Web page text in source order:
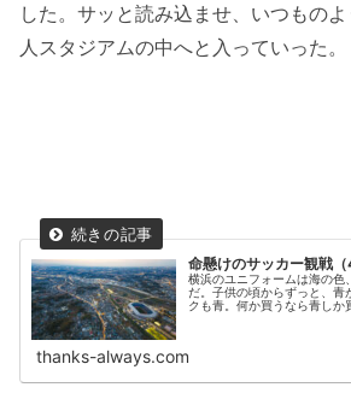
した。サッと読み込ませ、いつもの
人スタジアムの中へと入っていった。
命懸けのサッカー観戦（
横浜のユニフォームは海の色
だ。子供の頃からずっと、青
クも青。何か買うなら青しか
thanks-always.com